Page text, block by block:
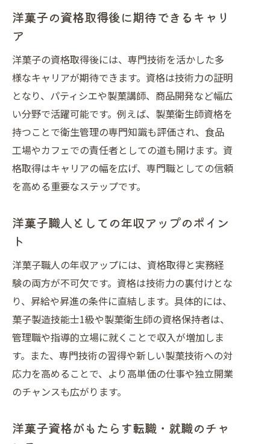
洋菓子の資格取得後に期待できるキャリ
ア
洋菓子の資格取得後には、専門技術を活かした多
様なキャリアが期待できます。資格は技術力の証明
となり、パティシエや製菓講師、商品開発など幅広
い分野で活躍可能です。例えば、製菓衛生師資格を
持つことで衛生管理の専門知識も評価され、食品
工場やカフェでの責任者としての道も開けます。資
格取得はキャリアの幅を広げ、専門職としての信頼
を高める重要なステップです。
洋菓子職人としての年収アップのポイン
ト
洋菓子職人の年収アップには、資格取得と実務経
験の両方が不可欠です。資格は技術力の裏付けとな
り、昇給や昇進の条件に直結します。具体的には、
菓子製造技能士1級や製菓衛生師の資格保持者は、
管理職や指導的立場に就くことで収入が増加しま
す。また、専門技術の習得や新しい製菓技術への対
応力を高めることで、より高単価の仕事や独立開業
のチャンスも広がります。
洋菓子資格がもたらす転職・就職のチャ